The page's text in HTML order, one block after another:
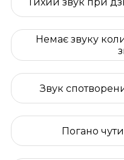
Немає звуку
Звук
Погано